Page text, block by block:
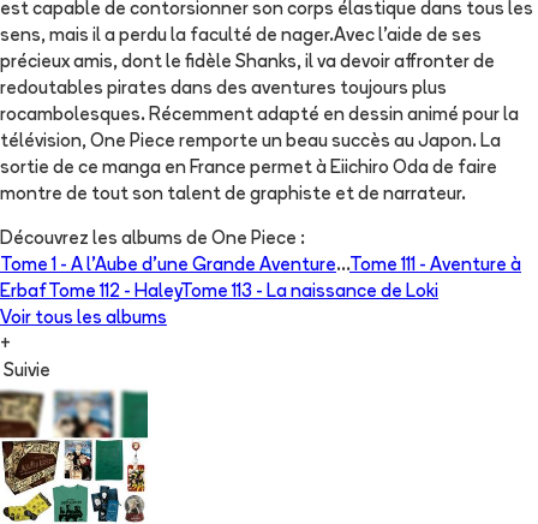
est capable de contorsionner son corps élastique dans tous les
sens, mais il a perdu la faculté de nager.Avec l'aide de ses
précieux amis, dont le fidèle Shanks, il va devoir affronter de
redoutables pirates dans des aventures toujours plus
rocambolesques. Récemment adapté en dessin animé pour la
télévision, One Piece remporte un beau succès au Japon. La
sortie de ce manga en France permet à Eiichiro Oda de faire
montre de tout son talent de graphiste et de narrateur.
Découvrez les albums de One Piece :
Tome 1 - A l'Aube d'une Grande Aventure...Tome 111 - Aventure à
Erbaf Tome 112 - HaleyTome 113 - La naissance de Loki
Voir tous les albums
+
Suivie